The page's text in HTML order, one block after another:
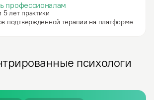
профессионалам
лет практики
подтвержденной терапии на платформе
психологи